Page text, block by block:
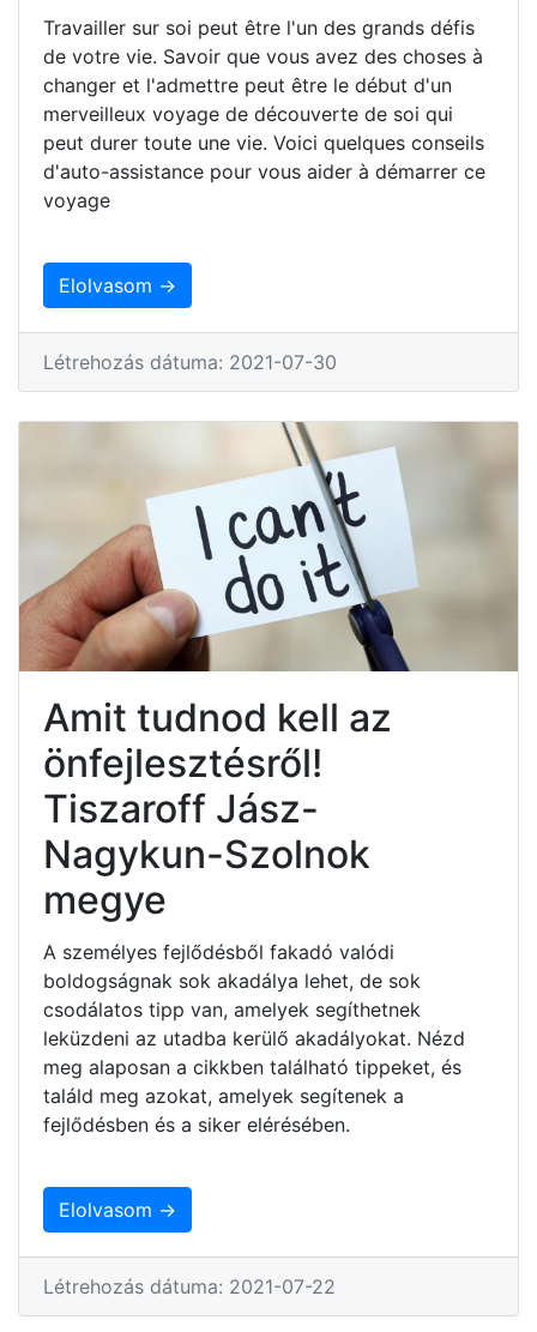
Travailler sur soi peut être l'un des grands défis
de votre vie. Savoir que vous avez des choses à
changer et l'admettre peut être le début d'un
merveilleux voyage de découverte de soi qui
peut durer toute une vie. Voici quelques conseils
d'auto-assistance pour vous aider à démarrer ce
voyage
Elolvasom →
Létrehozás dátuma: 2021-07-30
Amit tudnod kell az
önfejlesztésről!
Tiszaroff Jász-
Nagykun-Szolnok
megye
A személyes fejlődésből fakadó valódi
boldogságnak sok akadálya lehet, de sok
csodálatos tipp van, amelyek segíthetnek
leküzdeni az utadba kerülő akadályokat. Nézd
meg alaposan a cikkben található tippeket, és
találd meg azokat, amelyek segítenek a
fejlődésben és a siker elérésében.
Elolvasom →
Létrehozás dátuma: 2021-07-22